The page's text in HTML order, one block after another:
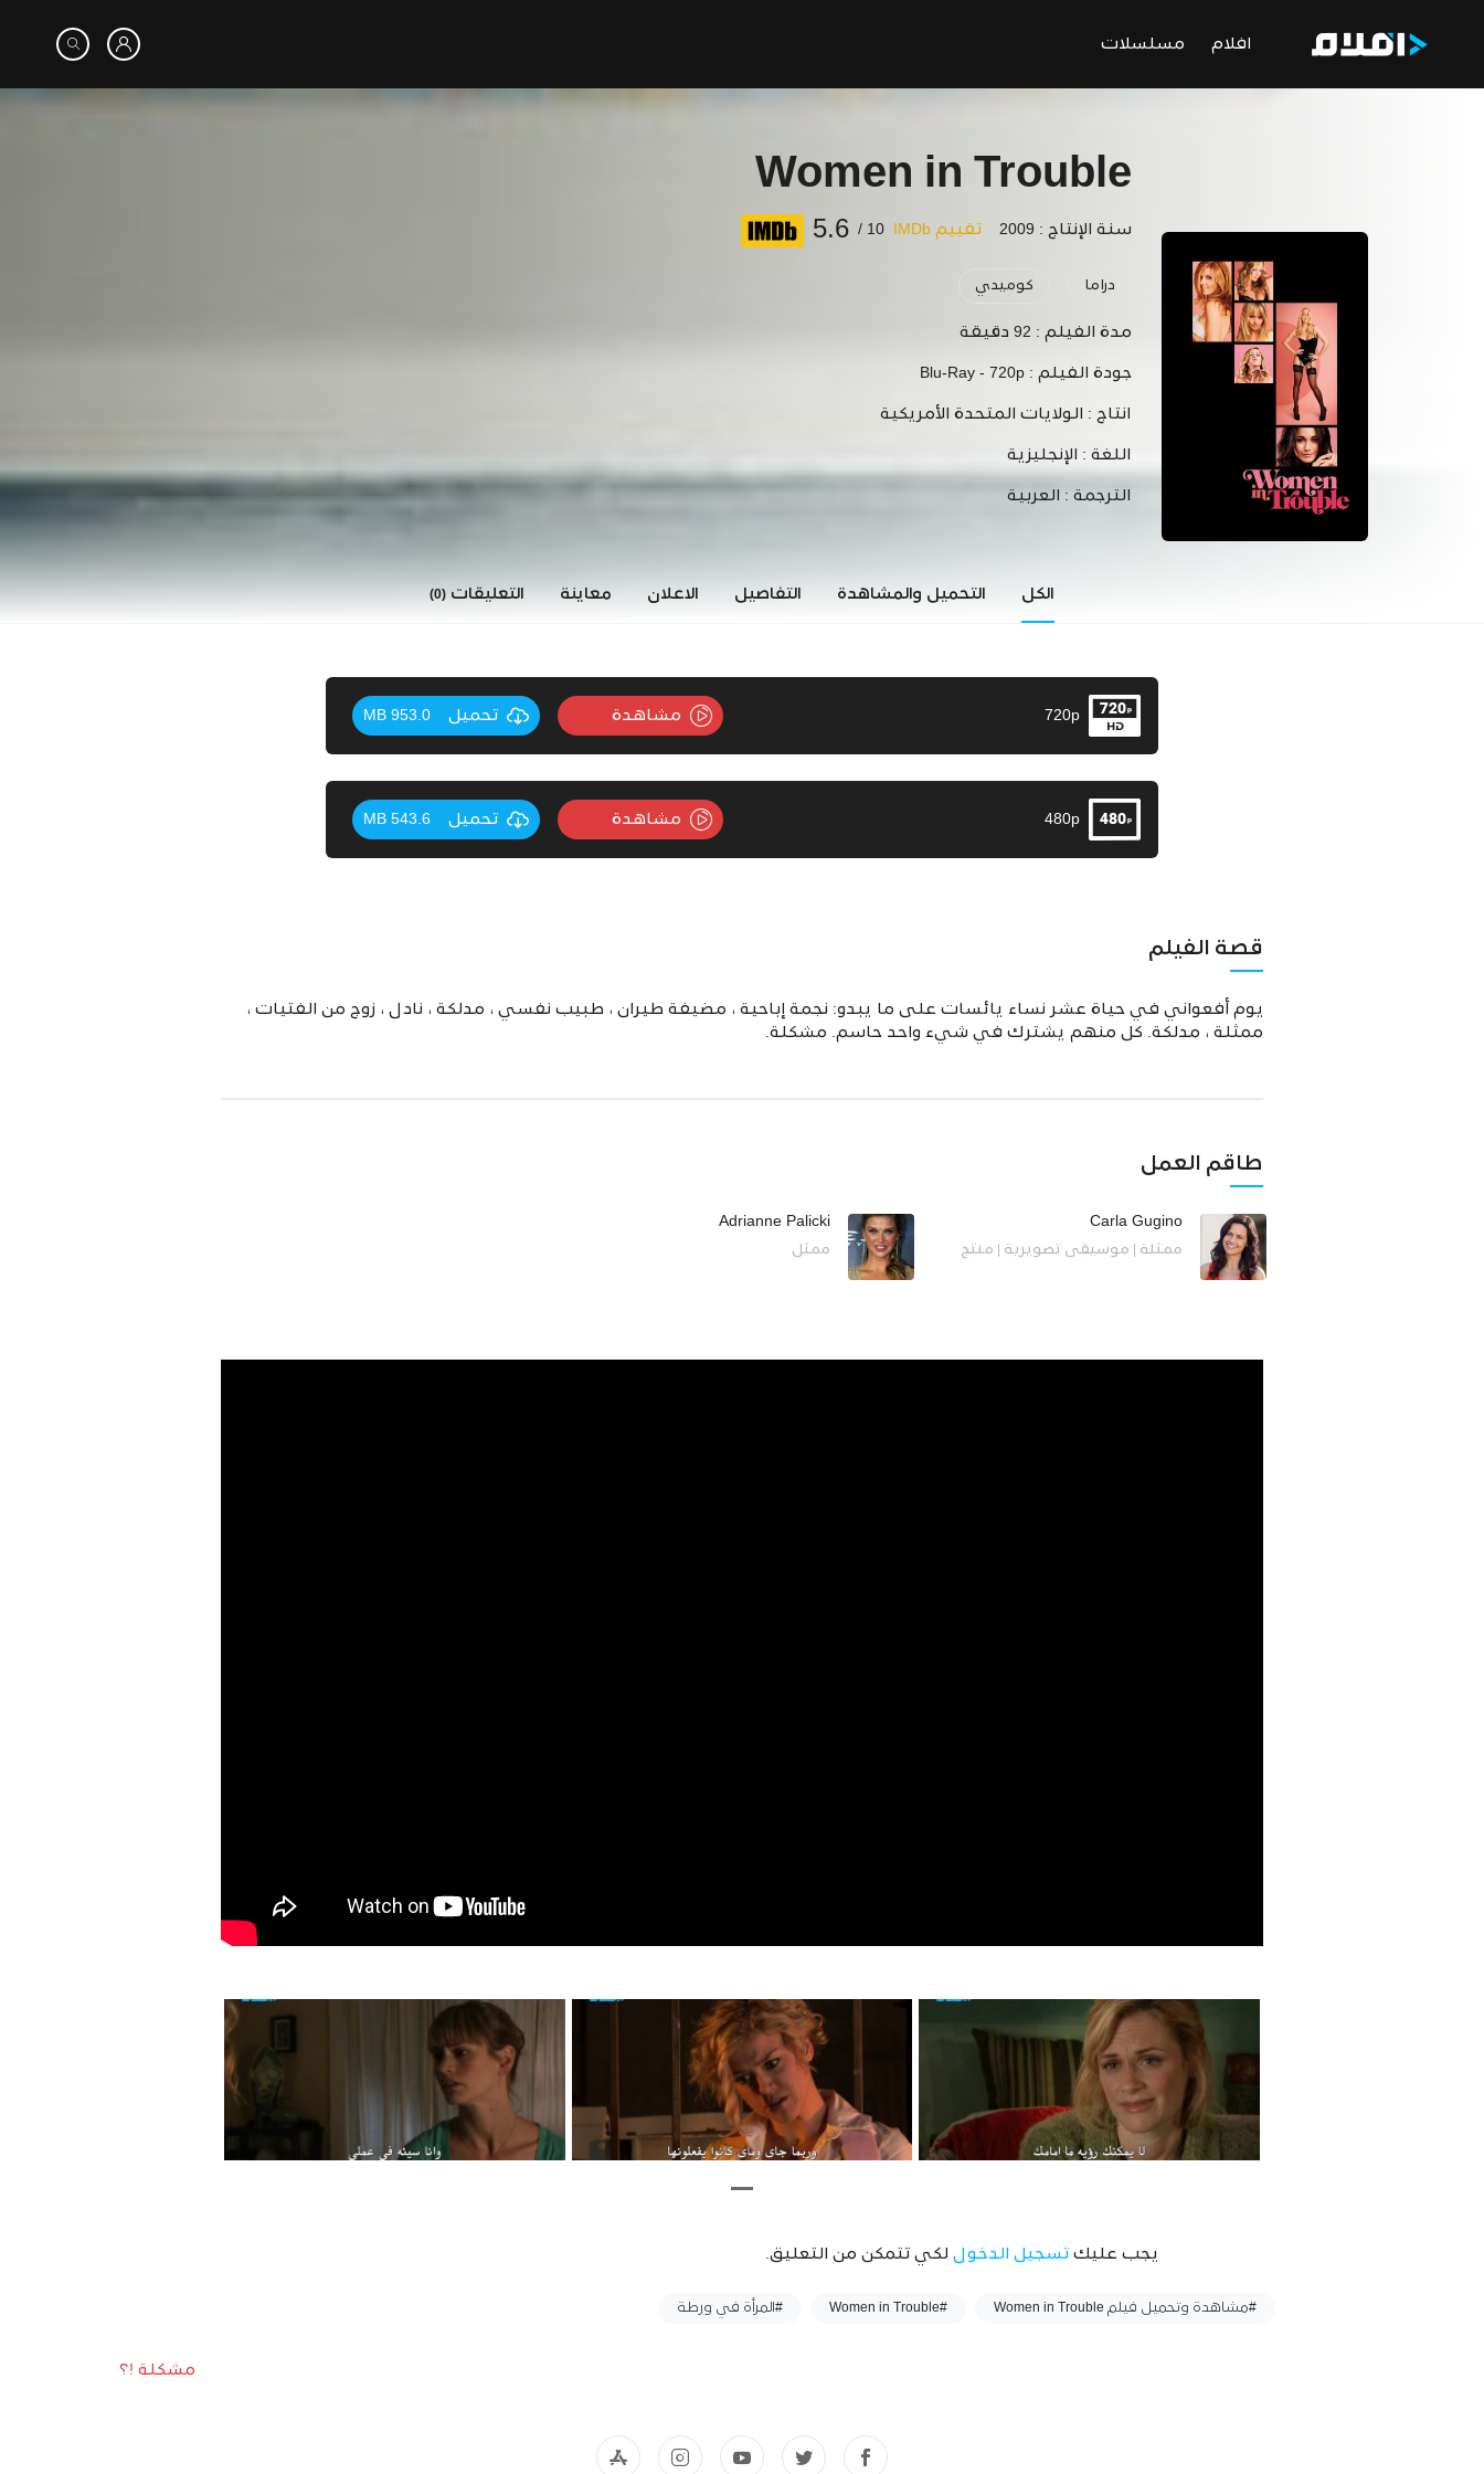
افلام مسلسلات
Women in Trouble
سنة الإنتاج : 2009 تقييم IMDb 10 /
5.6
دراما كوميدي
مدة الفيلم : 92 دقيقة
جودة الفيلم : Blu-Ray - 720p
انتاج : الولايات المتحدة الأمريكية
اللغة : الإنجليزية
الترجمة : العربية
الكل التحميل والمشاهدة التفاصيل الاعلان معاينة التعليقات (0)
720p مشاهدة تحميل 953.0 MB
480p مشاهدة تحميل 543.6 MB
قصة الفيلم
يوم أفعواني في حياة عشر نساء يائسات على ما يبدو: نجمة إباحية ، مضيفة طيران ، طبيب نفسي ، مدلكة ، نادل ، زوج من الفتيات ،
ممثلة ، مدلكة. كل منهم يشترك في شيء واحد حاسم. مشكلة.
طاقم العمل
Carla Gugino
ممثلة | موسيقى تصويرية | منتج
Adrianne Palicki
ممثل
يجب عليك تسجيل الدخول لكي تتمكن من التعليق.
#مشاهدة وتحميل فيلم Women in Trouble #Women in Trouble #المرأة في ورطة
مشكلة !؟